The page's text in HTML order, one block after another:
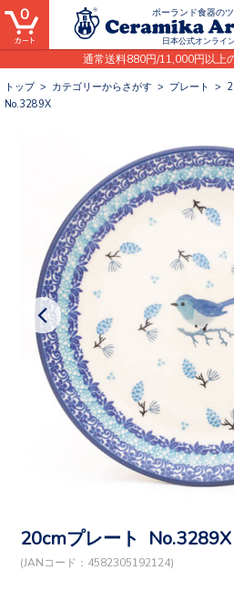
ポーランド食器の
日本公式オンライ
通常送料880円/11,000円以上
0
トップ> カテゴリーからさがす > プレート >
No.3289X
20cmプレート No.3289X
(JANコード：4582305192124)